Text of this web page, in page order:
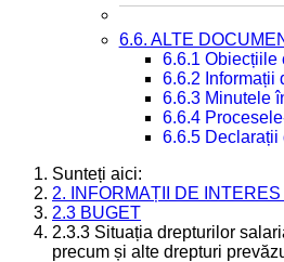
6.6. ALTE
6.6.1 Obiecțiile
6.6.2 Informații
6.6.3 Minutele
6.6.4
6.6.5 Declarații
Sunteți aici:
2. INFORMAȚII DE
2.3 BUGET
2.3.3 Situația drepturilor
precum și alte drepturi